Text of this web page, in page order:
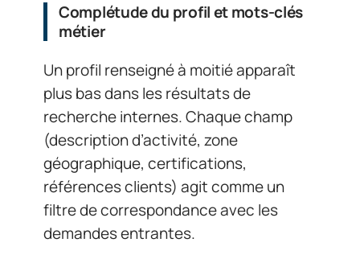
Complétude du profil et mots-clés
métier
Un profil renseigné à moitié apparaît
plus bas dans les résultats de
recherche internes. Chaque champ
(description d’activité, zone
géographique, certifications,
références clients) agit comme un
filtre de correspondance avec les
demandes entrantes.